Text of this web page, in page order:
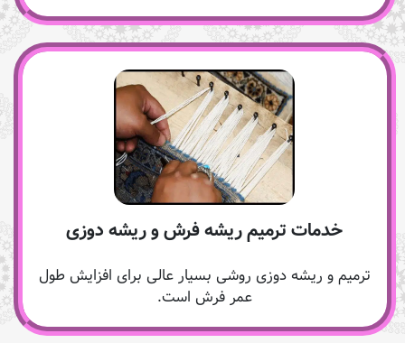
خدمات ترمیم ریشه فرش و ریشه دوزی
ترمیم و ریشه دوزی روشی بسیار عالی برای افزایش طول
عمر فرش است.